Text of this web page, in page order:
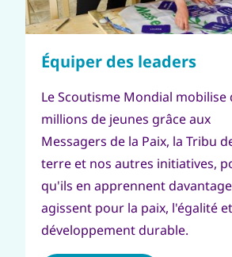
Le Scoutisme Mondial mobilise
millions de jeunes grâce aux
Messagers de la Paix, la Tribu
terre et nos autres initiatives,
qu'ils en apprennent
agissent pour la paix, l'égalité
développement durable.